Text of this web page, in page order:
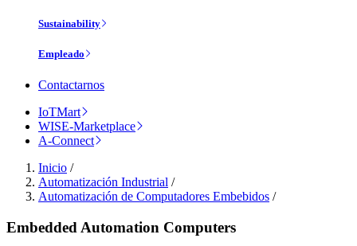
Sustainability
Empleado
Contactarnos
IoTMart
WISE-Marketplace
A-Connect
Inicio /
Automatización Industrial /
Automatización de Computadores Embebidos /
Embedded Automation Computers